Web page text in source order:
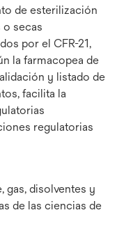
de esterilización
secas
por el CFR-21,
la farmacopea de
y listado de
facilita la
regulatorias
gas, disolventes y
de las ciencias de